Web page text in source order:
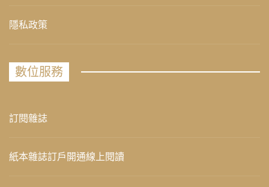
隱私政策
數位服務
訂閱雜誌
紙本雜誌訂戶開通線上閱讀